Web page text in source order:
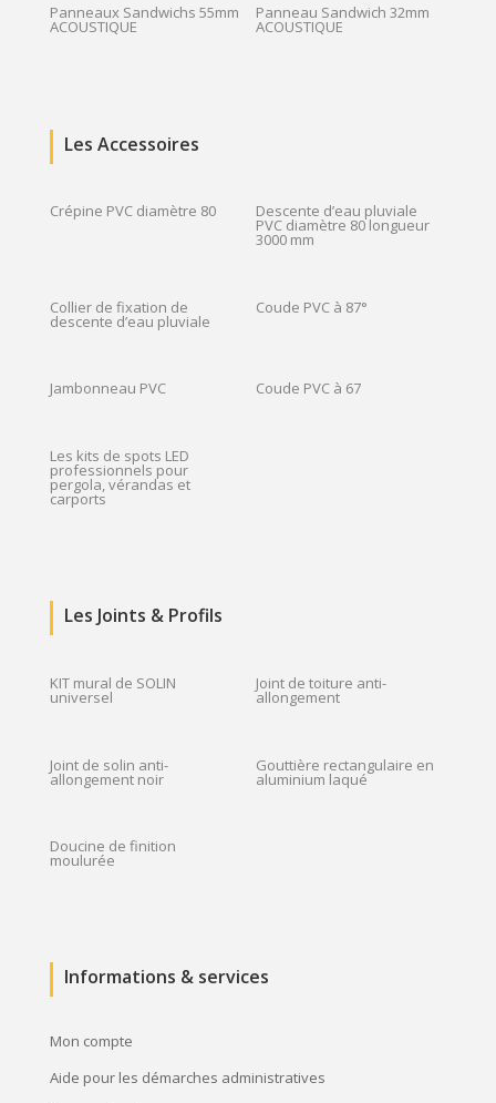
Panneaux Sandwichs 55mm
ACOUSTIQUE
Panneau Sandwich 32mm
ACOUSTIQUE
Les Accessoires
Crépine PVC diamètre 80 Descente d’eau pluviale
PVC diamètre 80 longueur
3000 mm
Collier de fixation de
descente d’eau pluviale
Coude PVC à 87°
Jambonneau PVC Coude PVC à 67
Les kits de spots LED
professionnels pour
pergola, vérandas et
carports
Les Joints & Profils
KIT mural de SOLIN
universel
Joint de toiture anti-
allongement
Joint de solin anti-
allongement noir
Gouttière rectangulaire en
aluminium laqué
Doucine de finition
moulurée
Informations & services
Mon compte
Aide pour les démarches administratives